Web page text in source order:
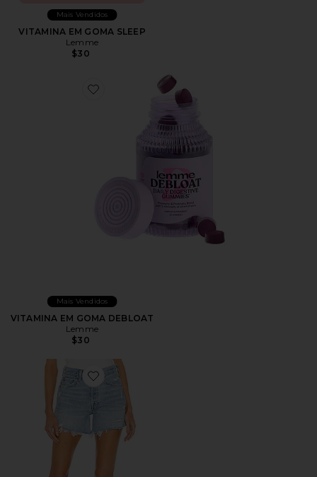
Mais Vendidos
VITAMINA EM GOMA SLEEP
Lemme
$30
Favorite VITAMINA EM GOMA DEBLOAT
Mais Vendidos
VITAMINA EM GOMA DEBLOAT
Lemme
$30
Favorite Parker Long Short